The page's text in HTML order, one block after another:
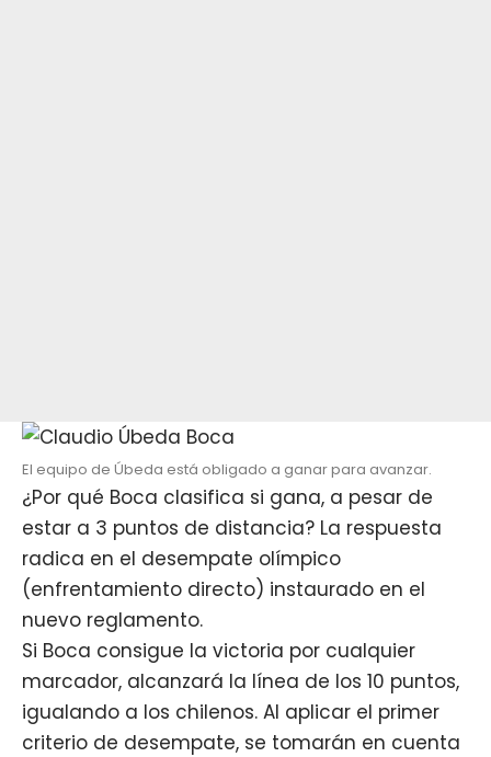
El equipo de Úbeda está obligado a ganar para avanzar.
¿Por qué Boca clasifica si gana, a pesar de
estar a 3 puntos de distancia? La respuesta
radica en el desempate olímpico
(enfrentamiento directo) instaurado en el
nuevo reglamento.
Si Boca consigue la victoria por cualquier
marcador, alcanzará la línea de los 10 puntos,
igualando a los chilenos. Al aplicar el primer
criterio de desempate, se tomarán en cuenta